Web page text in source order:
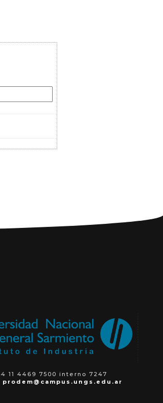
11 4469 7500 interno 7247
prodem@campus.ungs.edu.ar